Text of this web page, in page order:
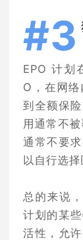
#3
EPO 计划
O，在网
到全额保
用通常不
通常不要
以自行选
总的来说
计划的某
活性，允